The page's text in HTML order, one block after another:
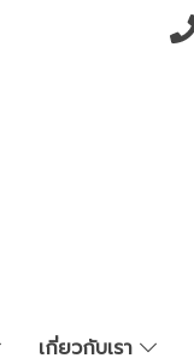
เกี่ยวกับเรา